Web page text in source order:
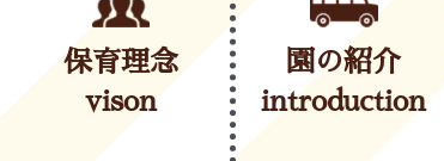
保育理念
vison
園の紹介
introduction